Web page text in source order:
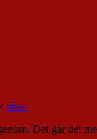
nisse
Det går det